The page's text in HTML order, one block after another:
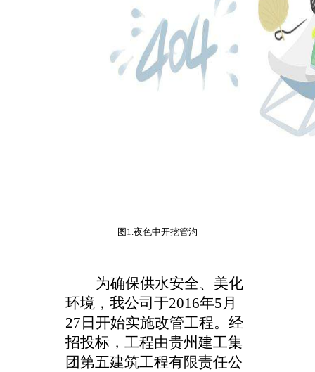
图 1.夜色中开挖管沟
为确保供水安全、美化
环境，我公司于2016年5月
27日开始实施改管工程。经
招投标，工程由贵州建工集
团第五建筑工程有限责任公